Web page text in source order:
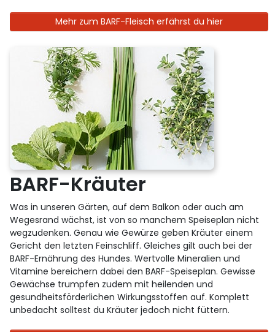
Mehr zum BARF-Fleisch erfährst du hier
BARF-Kräuter
Was in unseren Gärten, auf dem Balkon oder auch am
Wegesrand wächst, ist von so manchem Speiseplan nicht
wegzudenken. Genau wie Gewürze geben Kräuter einem
Gericht den letzten Feinschliff. Gleiches gilt auch bei der
BARF-Ernährung des Hundes. Wertvolle Mineralien und
Vitamine bereichern dabei den BARF-Speiseplan. Gewisse
Gewächse trumpfen zudem mit heilenden und
gesundheitsförderlichen Wirkungsstoffen auf. Komplett
unbedacht solltest du Kräuter jedoch nicht füttern.